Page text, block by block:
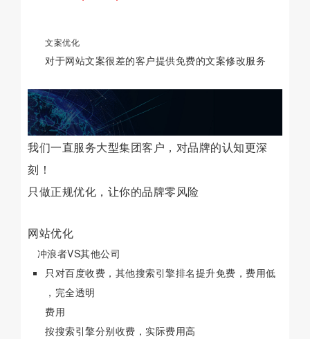
文案优化
对于网站文案很差的客户提供免费的文案修改服务
我们一直服务大型集团客户，对品牌的认知更深
刻！
只做正规优化，让你的品牌零风险
网站优化
冲浪者VS其他公司
只对百度收费，其他搜索引擎排名提升免费，费用低
，完全透明
费用
按搜索引擎分别收费，实际费用高